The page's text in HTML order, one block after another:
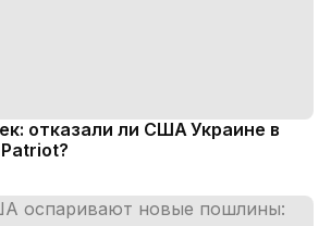
отказали ли США Украине в